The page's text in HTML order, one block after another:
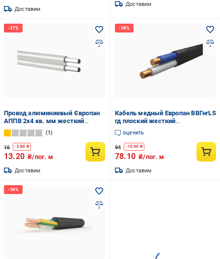
Доставим
Доставим
Провод алюминиевый Європан
АППВ 2х4 кв. мм жесткий
двухжильный-однопроводный
(120677-1C)
1
16 -2.80 ₴
13.20 ₴/пог. м
Доставим
Кабель медный Европан ВВГнгLS
гд плоский жесткий
двухжильный/
однопроволочный 2х2,5 мм2
(1380854-1C)
оценить
94 -15.90 ₴
78.10 ₴/пог. м
Доставим